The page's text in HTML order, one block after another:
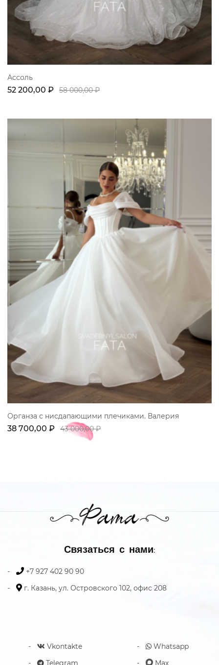
Ассоль
52 200,00 ₽ 58 000,00 ₽
Органза с нисдапающими плечиками. Валерия
38 700,00 ₽ 43 000,00 ₽
Связаться с нами:
+7 927 402 90 90
г. Казань, ул. Островского 102, офис 208
Vkontakte
Telegram
Whatsapp
Max